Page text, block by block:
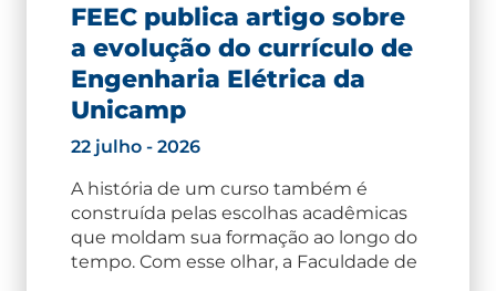
FEEC publica artigo sobre
a evolução do currículo de
Engenharia Elétrica da
Unicamp
22 julho - 2026
A história de um curso também é
construída pelas escolhas acadêmicas
que moldam sua formação ao longo do
tempo. Com esse olhar, a Faculdade de